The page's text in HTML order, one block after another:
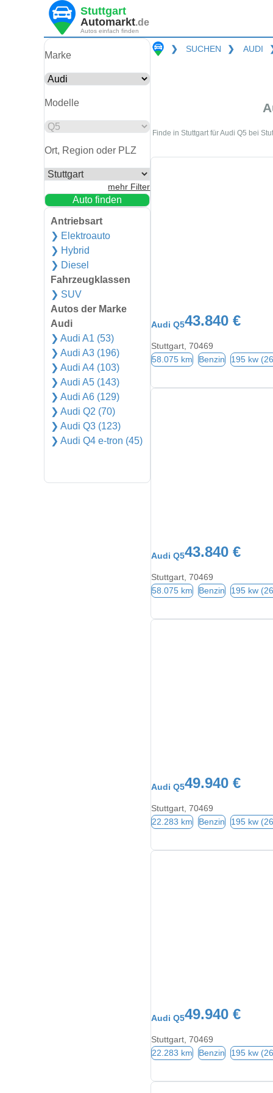
Stuttgart
Automarkt.de
Autos einfach finden
Marke
Modelle
Ort, Region oder PLZ
mehr Filter
Auto finden
Antriebsart
❯ Elektroauto
❯ Hybrid
❯ Diesel
Fahrzeugklassen
❯ SUV
Autos der Marke
Audi
❯ Audi A1 (53)
❯ Audi A3 (196)
❯ Audi A4 (103)
❯ Audi A5 (143)
❯ Audi A6 (129)
❯ Audi Q2 (70)
❯ Audi Q3 (123)
❯ Audi Q4 e-tron (45)
❯ SUCHEN ❯ AUDI
Finde in Stuttgart für Audi Q5 bei
Audi Q543.840 €
Stuttgart, 70469
58.075 km
Benzin 195 kw
Audi Q543.840 €
Stuttgart, 70469
58.075 km
Benzin 195 kw
Audi Q549.940 €
Stuttgart, 70469
22.283 km
Benzin 195 kw
Audi Q549.940 €
Stuttgart, 70469
22.283 km
Benzin 195 kw